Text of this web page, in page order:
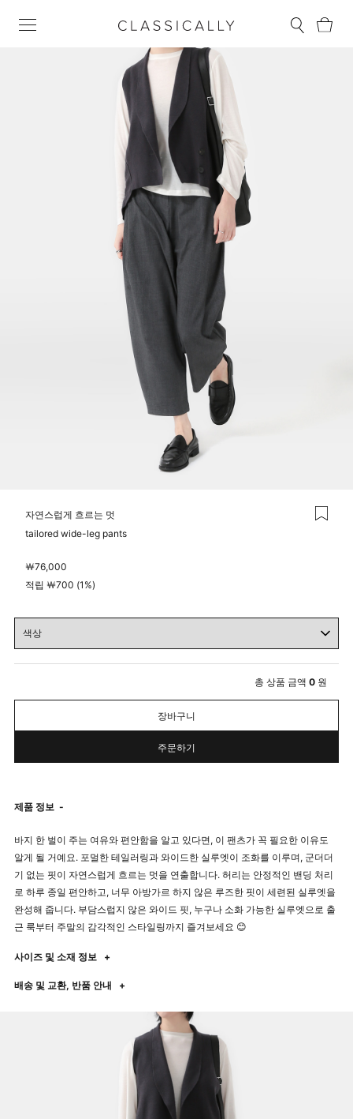
자연스럽게 흐르는 멋
tailored wide-leg pants
￦76,000
적립 ￦700 (1%)
총 상품 금액 0 원
장바구니
주문하기
제품 정보 -
바지 한 벌이 주는 여유와 편안함을 알고 있다면, 이 팬츠가 꼭 필요한 이유도
알게 될 거예요. 포멀한 테일러링과 와이드한 실루엣이 조화를 이루며, 군더더
기 없는 핏이 자연스럽게 흐르는 멋을 연출합니다. 허리는 안정적인 밴딩 처리
로 하루 종일 편안하고, 너무 아방가르 하지 않은 루즈한 핏이 세련된 실루엣을
완성해 줍니다. 부담스럽지 않은 와이드 핏, 누구나 소화 가능한 실루엣으로 출
근 룩부터 주말의 감각적인 스타일링까지 즐겨보세요 😊
사이즈 및 소재 정보 +
배송 및 교환, 반품 안내 +